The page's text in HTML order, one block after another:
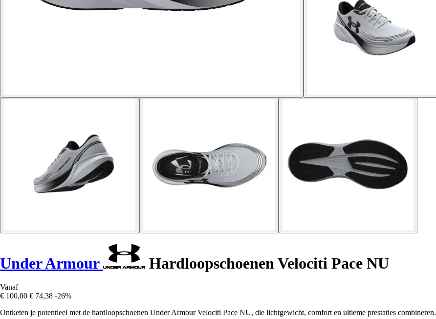
Under Armour Hardloopschoenen Velociti Pace NU
Vanaf
€ 100,00 € 74,38 -26%
Ontketen je potentieel met de hardloopschoenen Under Armour Velociti Pace NU, die lichtgewicht, comfort en ultieme prestaties combineren.